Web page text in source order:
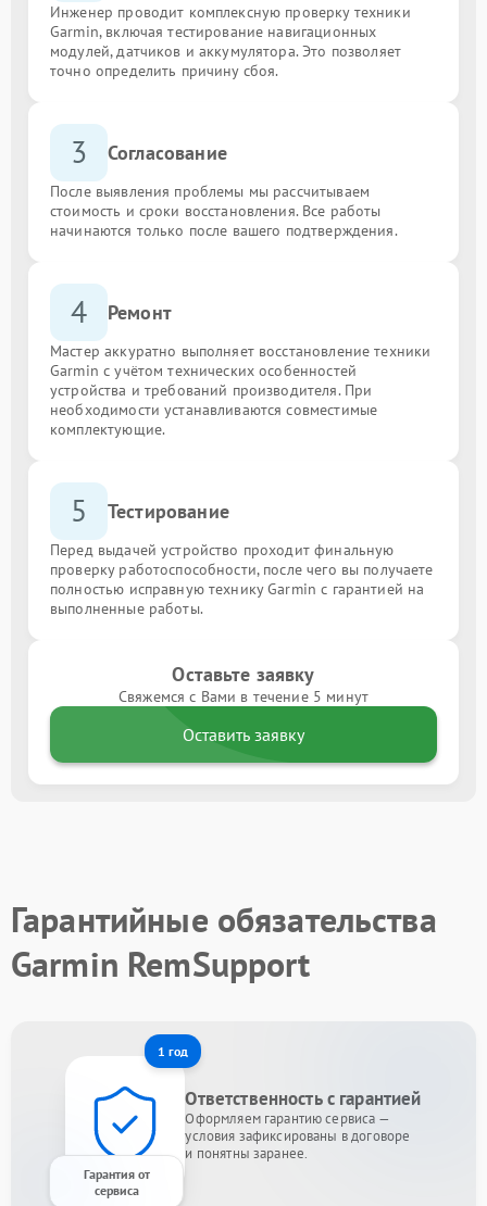
Инженер проводит комплексную проверку техники
Garmin, включая тестирование навигационных
модулей, датчиков и аккумулятора. Это позволяет
точно определить причину сбоя.
3 Согласование
После выявления проблемы мы рассчитываем
стоимость и сроки восстановления. Все работы
начинаются только после вашего подтверждения.
4 Ремонт
Мастер аккуратно выполняет восстановление техники
Garmin с учётом технических особенностей
устройства и требований производителя. При
необходимости устанавливаются совместимые
комплектующие.
5 Тестирование
Перед выдачей устройство проходит финальную
проверку работоспособности, после чего вы получаете
полностью исправную технику Garmin с гарантией на
выполненные работы.
Оставьте заявку
Свяжемся с Вами в течение 5 минут
Оставить заявку
Гарантийные обязательства
Garmin RemSupport
1 год
Гарантия от
сервиса
Ответственность с гарантией
Оформляем гарантию сервиса —
условия зафиксированы в договоре
и понятны заранее.